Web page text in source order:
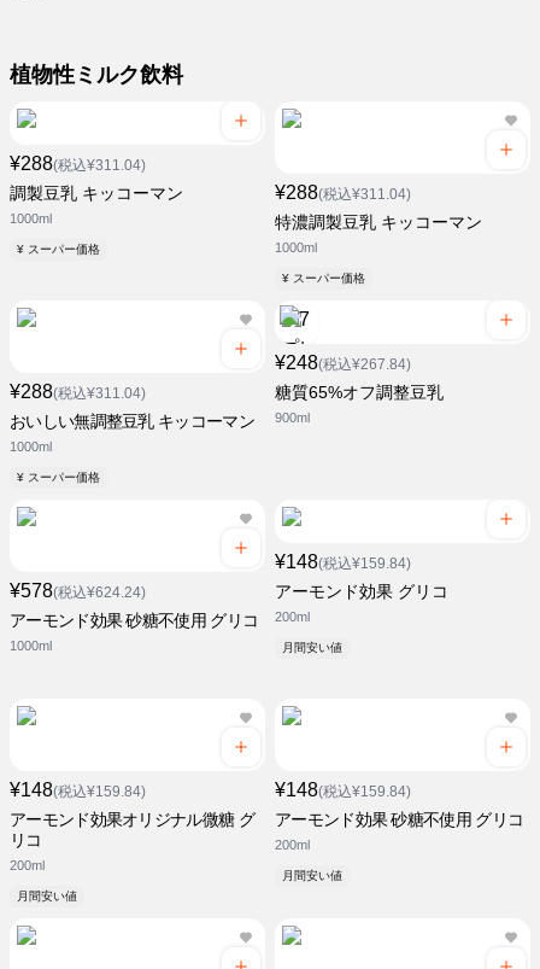
植物性ミルク飲料
¥288(税込¥311.04)
調製豆乳 キッコーマン
1000ml
¥ スーパー価格
¥288(税込¥311.04)
特濃調製豆乳 キッコーマン
1000ml
¥ スーパー価格
¥288(税込¥311.04)
おいしい無調整豆乳 キッコーマン
1000ml
¥ スーパー価格
¥248(税込¥267.84)
糖質65%オフ調整豆乳
900ml
¥578(税込¥624.24)
アーモンド効果 砂糖不使用 グリコ
1000ml
¥148(税込¥159.84)
アーモンド効果 グリコ
200ml
月間安い値
¥148(税込¥159.84)
アーモンド効果オリジナル微糖 グ
リコ
200ml
月間安い値
¥148(税込¥159.84)
アーモンド効果 砂糖不使用 グリコ
200ml
月間安い値